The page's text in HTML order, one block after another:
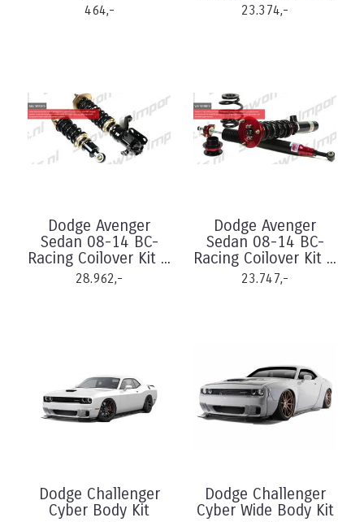
464,- 23.374,-
Dodge Avenger
Sedan 08-14 BC-
Racing Coilover Kit ...
28.962,-
Dodge Avenger
Sedan 08-14 BC-
Racing Coilover Kit ...
23.747,-
Dodge Challenger
Cyber Body Kit
Dodge Challenger
Cyber Wide Body Kit